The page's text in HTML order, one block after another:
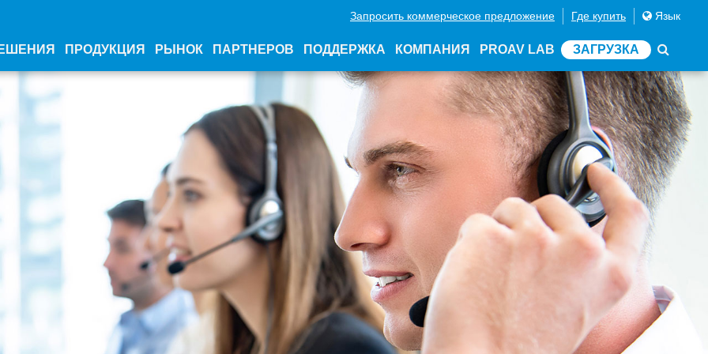
Запросить коммерческое предложение Где купить Язык
ПРОДУКЦИЯ РЫНОК ПАРТНЕРОВ ПОДДЕРЖКА КОМПАНИЯ PROAV LAB ЗАГРУЗКА